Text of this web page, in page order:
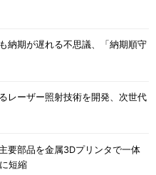
納期が遅れる不思議、「納期順守
レーザー照射技術を開発、次世代
要部品を金属3Dプリンタで一体
短縮